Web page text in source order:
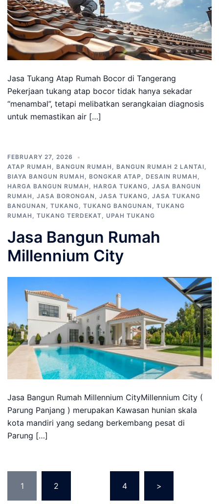
Jasa Tukang Atap Rumah Bocor di Tangerang
Pekerjaan tukang atap bocor tidak hanya sekadar
“menambal”, tetapi melibatkan serangkaian diagnosis
untuk memastikan air […]
FEBRUARY 27, 2026
ATAP RUMAH , BANGUN RUMAH , BANGUN RUMAH 2 LANTAI,
BIAYA BANGUN RUMAH , BONGKAR ATAP , DESAIN RUMAH ,
HARGA BANGUN RUMAH , HARGA TUKANG, JASA BANGUN
RUMAH , JASA BORONGAN , JASA TUKANG, JASA TUKANG
BANGUNAN , TUKANG, TUKANG BANGUNAN , TUKANG
RUMAH , TUKANG TERDEKAT, UPAH TUKANG
Jasa Bangun Rumah
Millennium City
Jasa Bangun Rumah Millennium CityMillennium City (
Parung Panjang ) merupakan Kawasan hunian skala
kota mandiri yang sedang berkembang pesat di
Parung […]
pagination
1 2 4 >